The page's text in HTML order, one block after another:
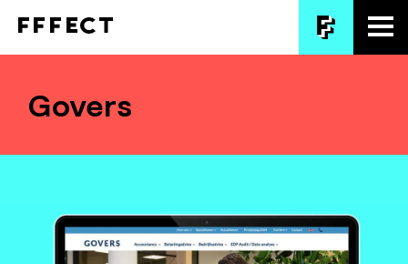
Govers